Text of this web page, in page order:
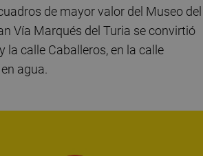
de mayor valor del Museo del
Vía Marqués del Turia se convirtió
la calle Caballeros, en la calle
agua.